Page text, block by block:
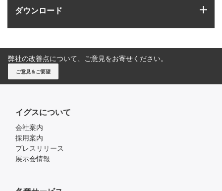
ダウンロード
弊社の改善点について、ご意見をお寄せください。
ご意見＆ご要望
イグスについて
会社案内
採用案内
プレスリリース
展示会情報